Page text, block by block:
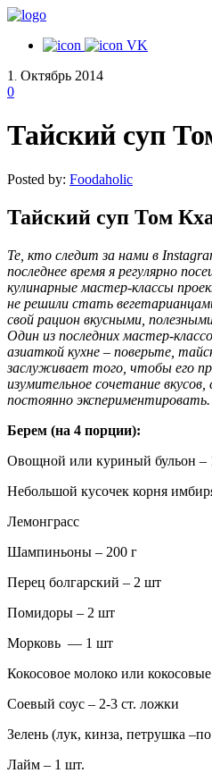
VK
1 . Октябрь 2014
0
Тайский суп
Posted by: Foodaholic
Тайский суп Том
Те, кто следит за нами в
последнее время я регулярно
кулинарные мастер-классы
не решили стать
свой рацион вкусными,
Один из последних мастер-
азиаткой кухне – поверьте,
заслуживает того, чтобы его
изумительное сочетание
постоянно экспериментировать.
Берем (на 4 порции):
Овощной или куриный бульон –
Небольшой кусочек корня
Лемонграсс
Шампиньоны – 200 г
Перец болгарский – 2 шт
Помидоры – 2 шт
Морковь — 1 шт
Кокосовое молоко или
Соевый соус – 2-3 ст. ложки
Зелень (лук, кинза, петрушка
Лайм – 1 шт.